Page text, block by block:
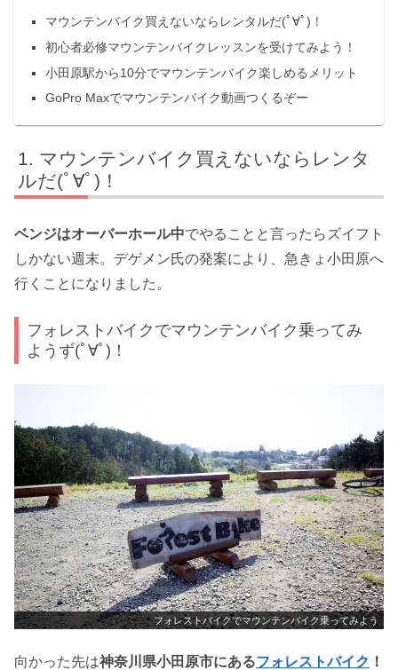
マウンテンバイク買えないならレンタルだ(ﾟ∀ﾟ)！
初心者必修マウンテンバイクレッスンを受けてみよう！
小田原駅から10分でマウンテンバイク楽しめるメリット
GoPro Maxでマウンテンバイク動画つくるぞー
マウンテンバイク買えないならレンタ
ルだ(ﾟ∀ﾟ)！
ベンジはオーバーホール中でやることと言ったらズイフト
しかない週末。デゲメン氏の発案により、急きょ小田原へ
行くことになりました。
フォレストバイクでマウンテンバイク乗ってみ
ようず(ﾟ∀ﾟ)！
フォレストバイクでマウンテンバイク乗ってみよう
向かった先は神奈川県小田原市にあるフォレストバイク ！